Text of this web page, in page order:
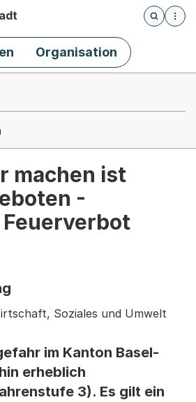
Öffnet
Organisation
machen ist
-
Soziales und Umwelt
im Kanton Basel-
erheblich
3). Es gilt ein